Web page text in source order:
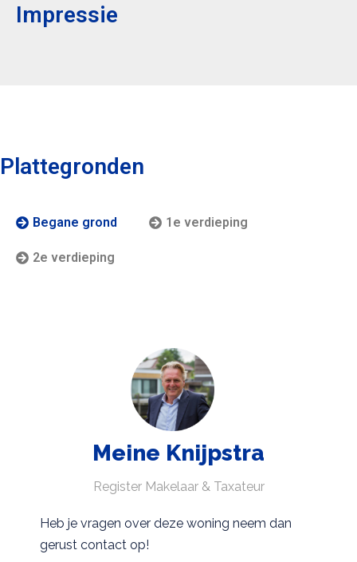
Impressie
Plattegronden
Begane grond 1e verdieping
2e verdieping
Meine Knijpstra
Register Makelaar & Taxateur
Heb je vragen over deze woning neem dan
gerust contact op!